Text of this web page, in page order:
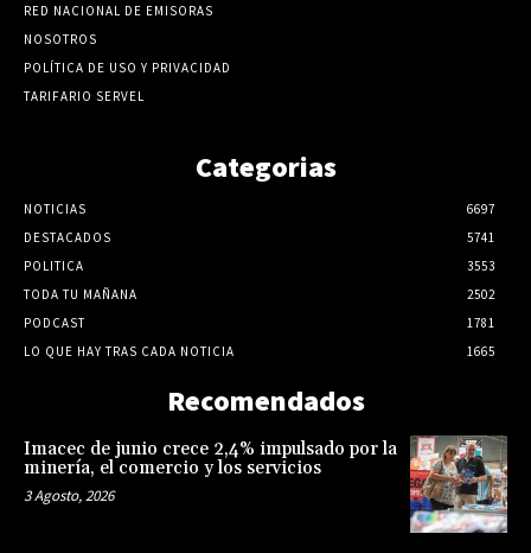
RED NACIONAL DE EMISORAS
NOSOTROS
POLÍTICA DE USO Y PRIVACIDAD
TARIFARIO SERVEL
Categorias
NOTICIAS
6697
DESTACADOS
5741
POLITICA
3553
TODA TU MAÑANA
2502
PODCAST
1781
LO QUE HAY TRAS CADA NOTICIA
1665
Recomendados
Imacec de junio crece 2,4% impulsado por la
minería, el comercio y los servicios
3 Agosto, 2026